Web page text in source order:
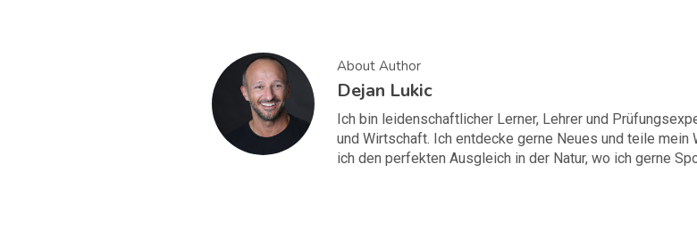
About Author
Dejan Lukic
Ich bin leidenschaftlicher Lerner, Lehrer und
und Wirtschaft. Ich entdecke gerne Neues und teile
ich den perfekten Ausgleich in der Natur, wo ich gerne